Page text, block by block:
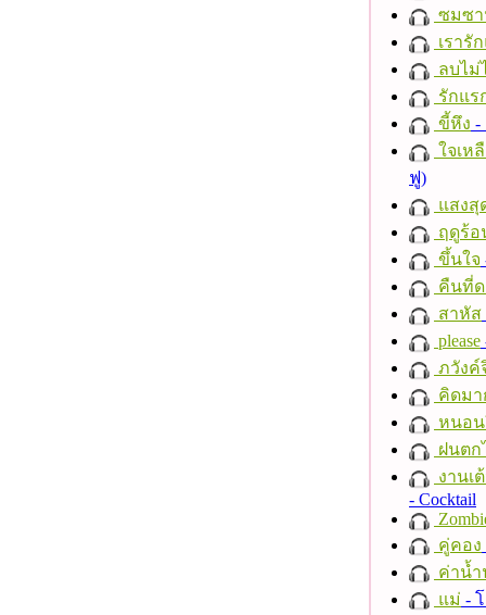
ซมซ
เรารั
ลบไม่
รักแร
ขี้หึง -
ใจเห
ฟู)
แสงสุ
ฤดูร้อ
ขึ้นใจ
คืนที่ด
สาหัส
please
ภวังค์
คิดมา
หนอน
ฝนตก
งานเ
- Cocktail
คู่คอง
ค่าน้
แม่ -